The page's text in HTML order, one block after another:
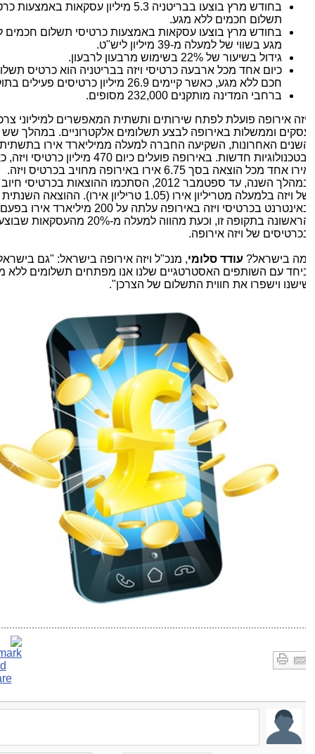
בחודש מרץ בוצעו בבריטניה 5.3 מיליון עסקאות באמצעות
תשלום חכמים ללא מגע.
בחודש מרץ בוצעו עסקאות באמצעות כרטיסי תשלום חכמים
מגע בשווי של למעלה מ-39 מיליון ליש"ט.
גידול בשיעור של 22% בשימוש מרבעון לרבעון.
כיום אחד מכל ארבעה כרטיסי ויזה בבריטניה הוא כרטיס תשלום
חכם ללא מגע, כאשר קיימים 26.9 מיליון כרטיסים פעילים בתוקף
ברחבי המדינה מותקנים 232,000 מסופים.
אירופה פועלת לפתח שירותים ותשתית המאפשרים למיליוני
וממשלות באירופה לבצע תשלומים אלקטרוניים. במהלך שש
האחרונות, השקיעה החברה למעלה ממיליארד אירו בתשתית
ובטכנולוגיות חדשות. באירופה פועלים כיום 470 מיליון כרטיסי
אירו אחד מכל הוצאה בסך 6.75 אירו באירופה מחויב בכרטיס ויזה.
במהלך השנה, עד ספטמבר 2012, הסתכמו ההוצאות בכרטיסי חיוב
של ויזה בלמעלה מטריליון אירו (1.05 טריליון אירו). ההוצאה השנתית
באינטרנט בכרטיסי ויזה באירופה עלתה על 200 מיליארד אירו בפעם
הראשונה בתקופה זו, וכעת מהווה למעלה מ-20% מהעסקאות שבוצעו
של ויזה אירופה.
בישראל?עודד סלומי, מנכ"ל ויזה אירופה בישראל: "גם בישראל,
עם השותפים האסטרטגיים שלנו אנו מפתחים תשלומים ללא
וישפרו את חווית התשלום של הצרכן".